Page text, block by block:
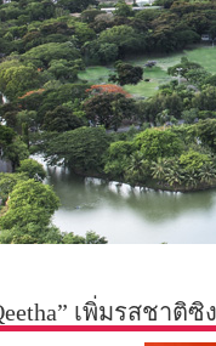
เพิ่มรสชา